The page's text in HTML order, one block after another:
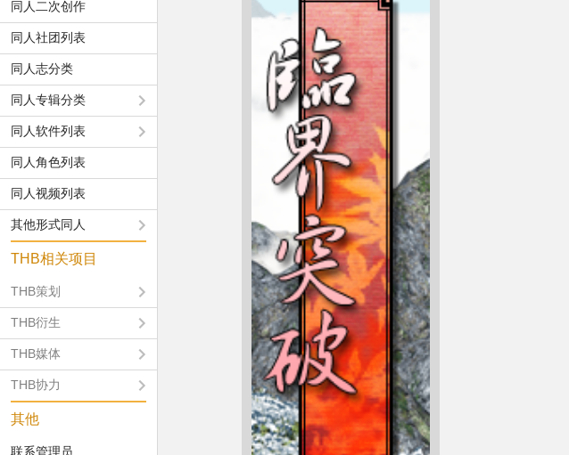
同人二次创作
同人社团列表
同人志分类
同人专辑分类
同人软件列表
同人角色列表
同人视频列表
其他形式同人
THB相关项目
THB策划
THB衍生
THB媒体
THB协力
其他
联系管理员